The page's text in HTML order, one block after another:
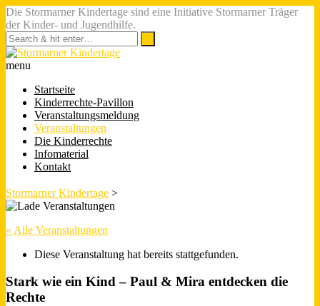
Die Stormarner Kindertage sind eine Initiative Stormarner Träger
der Kinder- und Jugendhilfe.
menu
Startseite
Kinderrechte-Pavillon
Veranstaltungsmeldung
Veranstaltungen
Die Kinderrechte
Infomaterial
Kontakt
Stormarner Kindertage >
« Alle Veranstaltungen
Diese Veranstaltung hat bereits stattgefunden.
Stark wie ein Kind – Paul & Mira entdecken die
Rechte